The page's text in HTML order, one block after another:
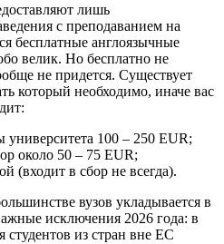
лишь
с преподаванием на
бесплатные англоязычные
велик. Но бесплатно не
не придется. Существует
который необходимо, иначе вас
100 – 250 EUR;
около 50 – 75 EUR;
(входит в сбор не всегда).
вузов укладывается в
исключения 2026 года: в
студентов из стран вне ЕС